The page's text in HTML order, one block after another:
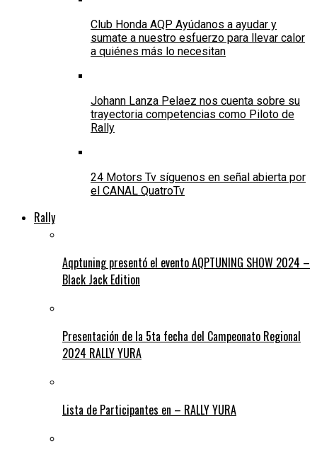
Club Honda AQP Ayúdanos a ayudar y
sumate a nuestro esfuerzo para llevar calor
a quiénes más lo necesitan
Johann Lanza Pelaez nos cuenta sobre su
trayectoria competencias como Piloto de
Rally
24 Motors Tv síguenos en señal abierta por
el CANAL QuatroTv
Rally
Aqptuning presentó el evento AQPTUNING SHOW 2024 –
Black Jack Edition
Presentación de la 5ta fecha del Campeonato Regional
2024 RALLY YURA
Lista de Participantes en – RALLY YURA